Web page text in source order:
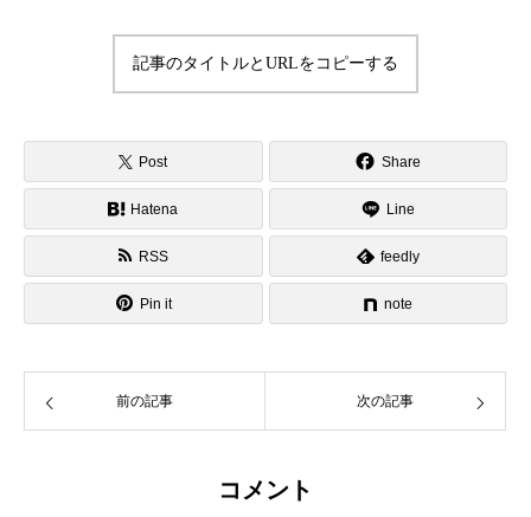
記事のタイトルとURLをコピーする
Post Share
Hatena Line
RSS feedly
Pin it note
前の記事 次の記事
コメント